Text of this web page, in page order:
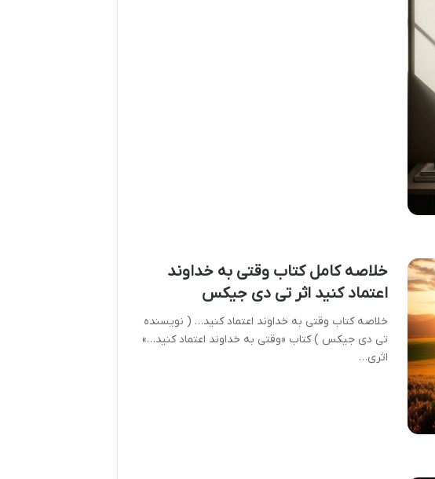
خلاصه کامل کتاب وقتی به خداوند
اعتماد کنید اثر تی دی جیکس
خلاصه کتاب وقتی به خداوند اعتماد کنید… ( نویسنده
تی دی جیکس ) کتاب «وقتی به خداوند اعتماد کنید…»
اثری…